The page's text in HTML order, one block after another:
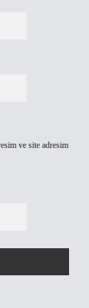
ve site adresim